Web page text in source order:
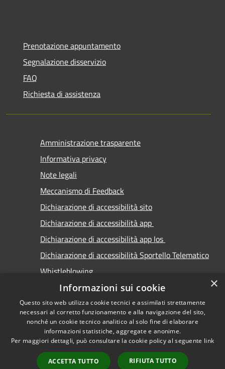
Prenotazione appuntamento
Segnalazione disservizio
FAQ
Richiesta di assistenza
Amministrazione trasparente
Informativa privacy
Note legali
Meccanismo di Feedback
Dichiarazione di accessibilità sito
Dichiarazione di accessibilità app
Dichiarazione di accessibilità app Ios
Dichiarazione di accessibilità Sportello Telematico
Whistleblowing
Accessibilità
Copyright © 2026 • Comune di
Carimate • Powered by
Municipium•
Accesso
×
Informazioni sui cookie
Questo sito web utilizza cookie tecnici e assimilati strettamente
necessari al corretto funzionamento e alla navigazione del sito,
nonché un cookie tecnico analitico al solo fine di elaborare
informazioni statistiche, aggregate e anonime.
Per maggiori dettagli, può consultare la cookie policy al seguente link
ACCETTA TUTTO RIFIUTA TUTTO